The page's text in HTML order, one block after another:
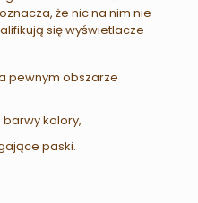
że nic na nim nie
się wyświetlacze
pewnym obszarze
kolory,
paski.